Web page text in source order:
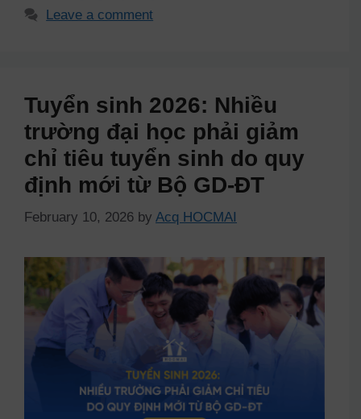
Leave a comment
Tuyển sinh 2026: Nhiều
trường đại học phải giảm
chỉ tiêu tuyển sinh do quy
định mới từ Bộ GD-ĐT
February 10, 2026 by Acq HOCMAI